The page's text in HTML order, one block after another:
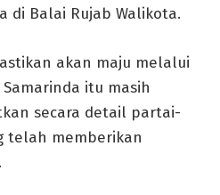
di Balai Rujab Walikota.
akan maju melalui
itu masih
secara detail partai-
telah memberikan